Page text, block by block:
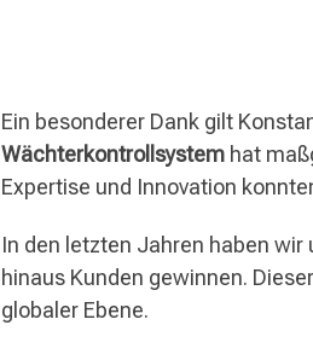
Ein besonderer Dank gilt
Wächterkontrollsystem hat
Expertise und Innovation
In den letzten Jahren haben wir
hinaus Kunden gewinnen.
globaler Ebene.